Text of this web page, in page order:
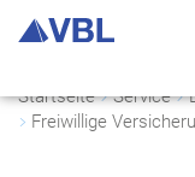
Startseite Service
Freiwillige